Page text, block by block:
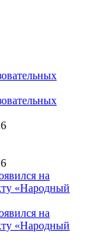
на
«Народный
на
«Народный